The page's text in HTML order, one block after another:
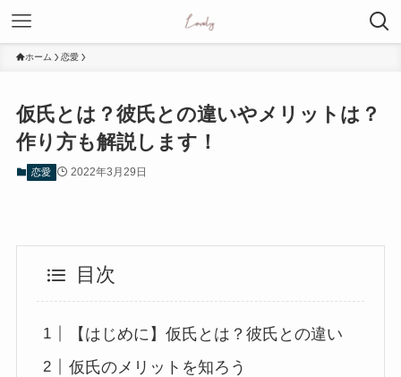
ホーム 恋愛
仮氏とは？彼氏との違いやメリットは？
作り方も解説します！
恋愛 2022年3月29日
目次
【はじめに】仮氏とは？彼氏との違い
仮氏のメリットを知ろう